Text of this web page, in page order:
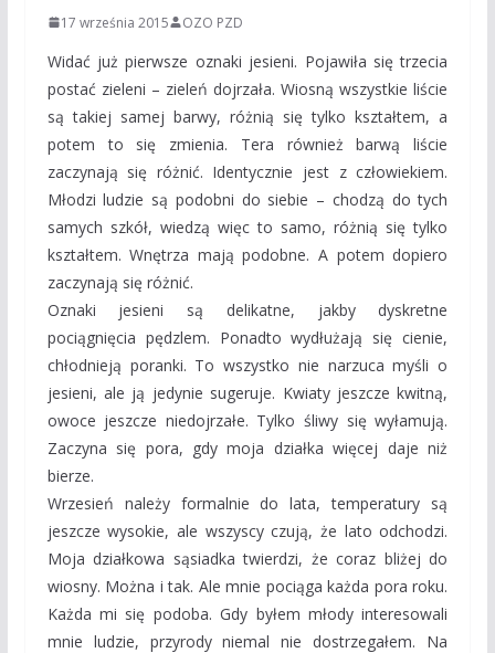
17 września 2015 OZO PZD
Widać już pierwsze oznaki jesieni. Pojawiła się trzecia
postać zieleni – zieleń dojrzała. Wiosną wszystkie liście
są takiej samej barwy, różnią się tylko kształtem, a
potem to się zmienia. Tera również barwą liście
zaczynają się różnić. Identycznie jest z człowiekiem.
Młodzi ludzie są podobni do siebie – chodzą do tych
samych szkół, wiedzą więc to samo, różnią się tylko
kształtem. Wnętrza mają podobne. A potem dopiero
zaczynają się różnić.
Oznaki jesieni są delikatne, jakby dyskretne
pociągnięcia pędzlem. Ponadto wydłużają się cienie,
chłodnieją poranki. To wszystko nie narzuca myśli o
jesieni, ale ją jedynie sugeruje. Kwiaty jeszcze kwitną,
owoce jeszcze niedojrzałe. Tylko śliwy się wyłamują.
Zaczyna się pora, gdy moja działka więcej daje niż
bierze.
Wrzesień należy formalnie do lata, temperatury są
jeszcze wysokie, ale wszyscy czują, że lato odchodzi.
Moja działkowa sąsiadka twierdzi, że coraz bliżej do
wiosny. Można i tak. Ale mnie pociąga każda pora roku.
Każda mi się podoba. Gdy byłem młody interesowali
mnie ludzie, przyrody niemal nie dostrzegałem. Na